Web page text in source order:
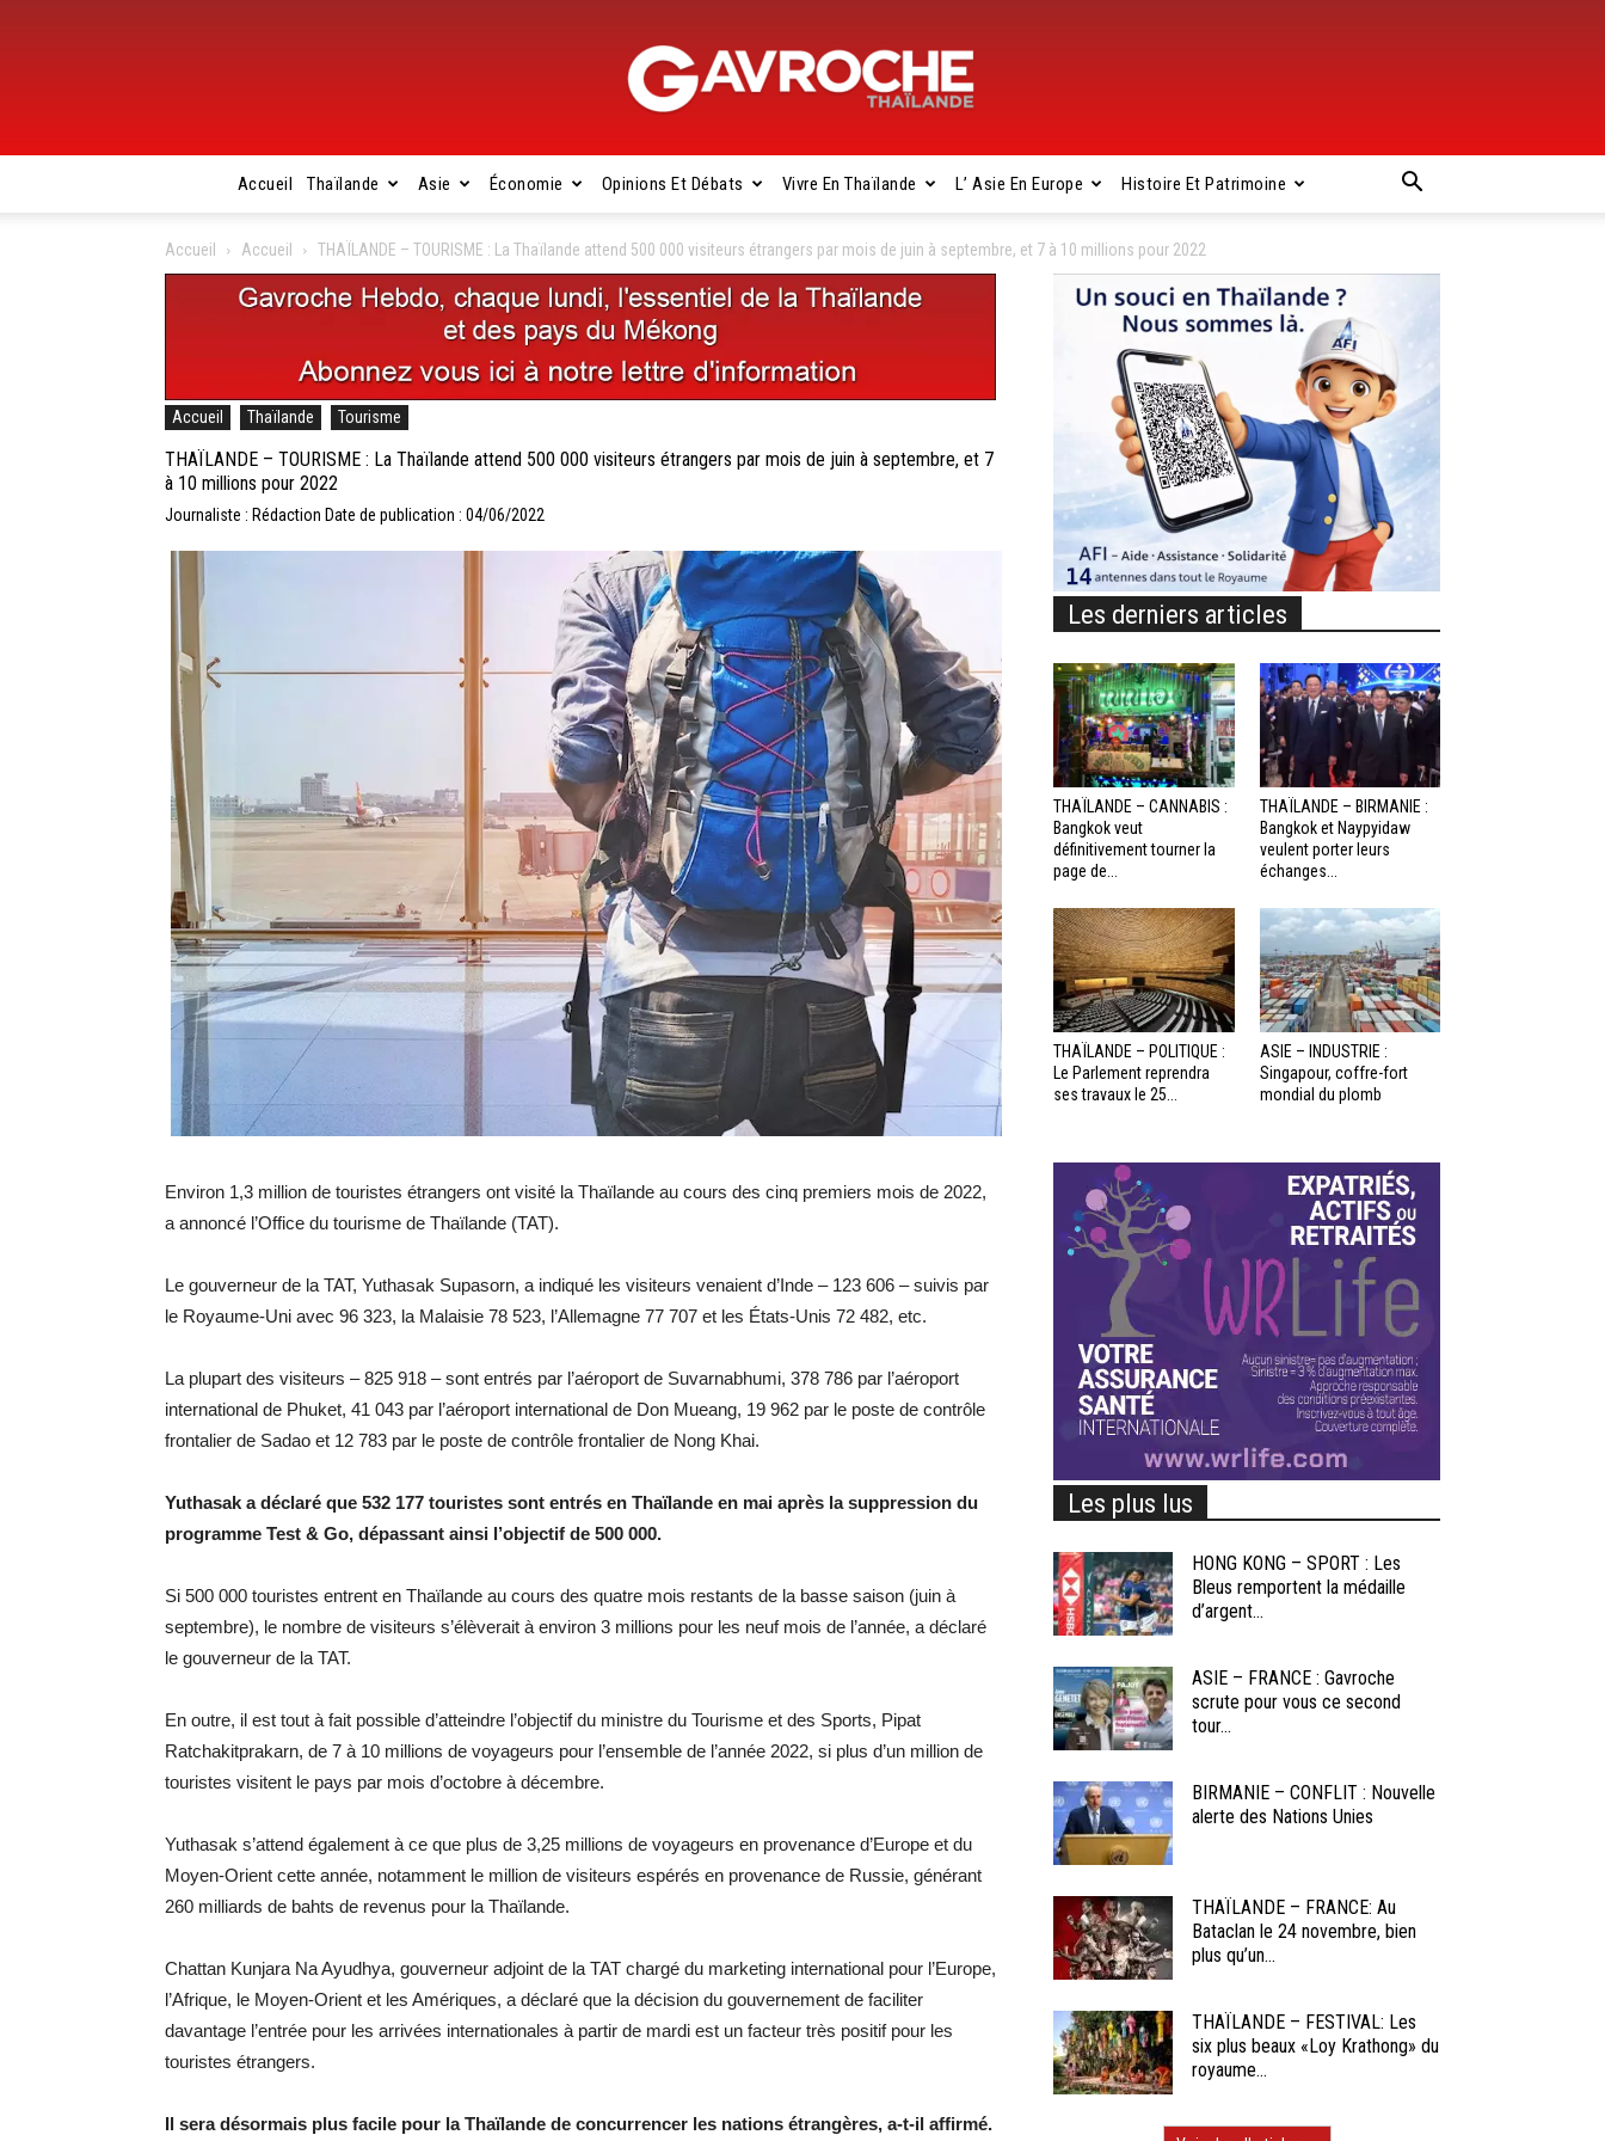
Gavroche
Accueil Thaïlande Asie Économie Opinions Et Débats Vivre En Thaïlande L’ Asie En Europe Histoire Et Patrimoine
Accueil Accueil THAÏLANDE – TOURISME : La Thaïlande attend 500 000 visiteurs étrangers par mois de juin à septembre, et 7 à 10 millions pour 2022
Accueil Thaïlande Tourisme
THAÏLANDE – TOURISME : La Thaïlande attend 500 000 visiteurs étrangers par mois de juin à septembre, et 7
à 10 millions pour 2022
Journaliste : Rédaction Date de publication : 04/06/2022
Environ 1,3 million de touristes étrangers ont visité la Thaïlande au cours des cinq premiers mois de 2022,
a annoncé l’Office du tourisme de Thaïlande (TAT).
Le gouverneur de la TAT, Yuthasak Supasorn, a indiqué les visiteurs venaient d’Inde – 123 606 – suivis par
le Royaume-Uni avec 96 323, la Malaisie 78 523, l’Allemagne 77 707 et les États-Unis 72 482, etc.
La plupart des visiteurs – 825 918 – sont entrés par l’aéroport de Suvarnabhumi, 378 786 par l’aéroport
international de Phuket, 41 043 par l’aéroport international de Don Mueang, 19 962 par le poste de contrôle
frontalier de Sadao et 12 783 par le poste de contrôle frontalier de Nong Khai.
Yuthasak a déclaré que 532 177 touristes sont entrés en Thaïlande en mai après la suppression du
programme Test & Go, dépassant ainsi l’objectif de 500 000.
Si 500 000 touristes entrent en Thaïlande au cours des quatre mois restants de la basse saison (juin à
septembre), le nombre de visiteurs s’élèverait à environ 3 millions pour les neuf mois de l’année, a déclaré
le gouverneur de la TAT.
En outre, il est tout à fait possible d’atteindre l’objectif du ministre du Tourisme et des Sports, Pipat
Ratchakitprakarn, de 7 à 10 millions de voyageurs pour l’ensemble de l’année 2022, si plus d’un million de
touristes visitent le pays par mois d’octobre à décembre.
Yuthasak s’attend également à ce que plus de 3,25 millions de voyageurs en provenance d’Europe et du
Moyen-Orient cette année, notamment le million de visiteurs espérés en provenance de Russie, générant
260 milliards de bahts de revenus pour la Thaïlande.
Chattan Kunjara Na Ayudhya, gouverneur adjoint de la TAT chargé du marketing international pour l’Europe,
l’Afrique, le Moyen-Orient et les Amériques, a déclaré que la décision du gouvernement de faciliter
davantage l’entrée pour les arrivées internationales à partir de mardi est un facteur très positif pour les
touristes étrangers.
Il sera désormais plus facile pour la Thaïlande de concurrencer les nations étrangères, a-t-il affirmé.
Les derniers articles
THAÏLANDE – CANNABIS :
Bangkok veut
définitivement tourner la
page de...
THAÏLANDE – BIRMANIE :
Bangkok et Naypyidaw
veulent porter leurs
échanges...
THAÏLANDE – POLITIQUE :
Le Parlement reprendra
ses travaux le 25...
ASIE – INDUSTRIE :
Singapour, coffre-fort
mondial du plomb
Les plus lus
HONG KONG – SPORT : Les
Bleus remportent la médaille
d’argent...
ASIE – FRANCE : Gavroche
scrute pour vous ce second
tour...
BIRMANIE – CONFLIT : Nouvelle
alerte des Nations Unies
THAÏLANDE – FRANCE: Au
Bataclan le 24 novembre, bien
plus qu’un...
THAÏLANDE – FESTIVAL: Les
six plus beaux «Loy Krathong» du
royaume...